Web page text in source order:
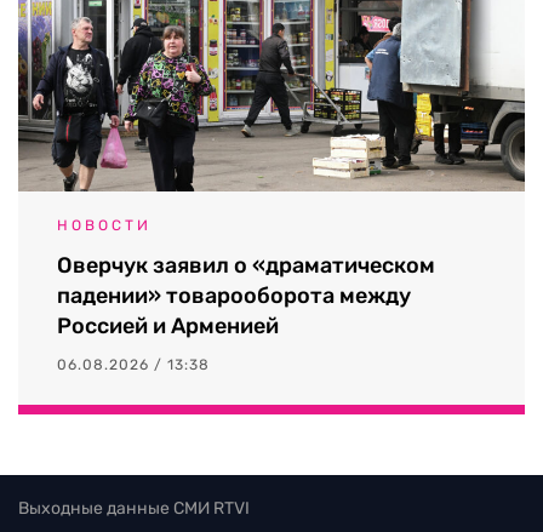
НОВОСТИ
Оверчук заявил о «драматическом
падении» товарооборота между
Россией и Арменией
06.08.2026 / 13:38
Выходные данные СМИ RTVI